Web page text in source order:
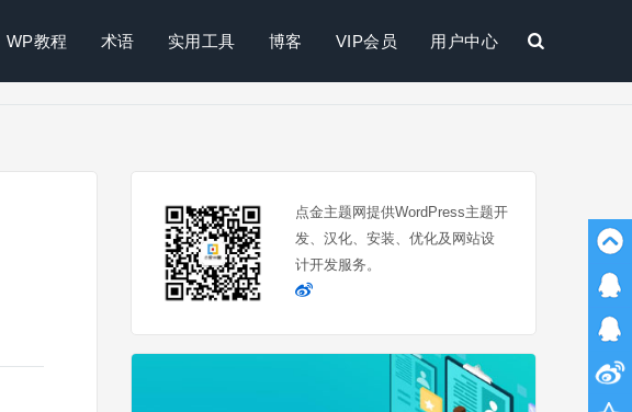
WP教程 术语 实用工具 博客 VIP会员 用户中心
点金主题网提供WordPress主题开
发、汉化、安装、优化及网站设
计开发服务。